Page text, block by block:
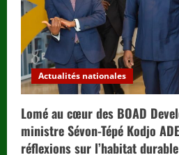
Actualités nationales
Lomé au cœur des BOAD
ministre Sévon-Tépé Kodjo
réflexions sur l’habitat durable